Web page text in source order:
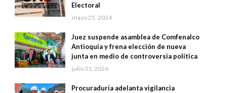
Electoral
mayo 25, 2024
Juez suspende asamblea de Comfenalco
Antioquia y frena elección de nueva
junta en medio de controversia política
julio 31, 2026
Procuraduría adelanta vigilancia